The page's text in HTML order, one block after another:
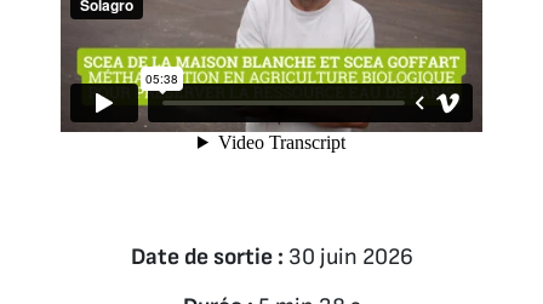
Date de sortie : 30 juin 2026